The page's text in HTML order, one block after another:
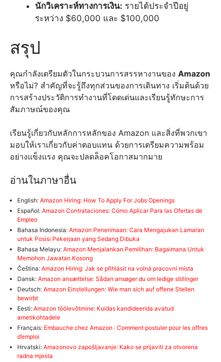
นักวิเคราะห์ทางการเงิน: รายได้ประจำปีอยู่
ระหว่าง $60,000 และ $100,000
สรุป
คุณกำลังเตรียมตัวในกระบวนการสรรหางานของ Amazon
หรือไม่? สำคัญที่จะรู้ถึงทุกส่วนของการเดินทาง เริ่มต้นด้วย
การสร้างประวัติการทำงานที่โดดเด่นและเรียนรู้ทักษะการ
สัมภาษณ์ของคุณ
เรียนรู้เกี่ยวกับหลักการหลักของ Amazon และสิ่งที่พวกเขา
มอบให้เราเกี่ยวกับค่าตอบแทน ด้วยการเตรียมความพร้อม
อย่างแข็งแรง คุณจะปลดล็อคโอกาสมากมาย
อ่านในภาษาอื่น
English: Amazon Hiring: How To Apply For Jobs Openings
Español: Amazon Contrataciones: Cómo Aplicar Para las Ofertas de
Empleo
Bahasa Indonesia: Amazon Penerimaan: Cara Mengajukan Lamaran
untuk Posisi Pekerjaan yang Sedang Dibuka
Bahasa Melayu: Amazon Menjalankan Pemilihan: Bagaimana Untuk
Memohon Jawatan Kosong
Čeština: Amazon Hiring: Jak se přihlásit na volná pracovní místa
Dansk: Amazon ansættelse: Sådan ansøger du om ledige stillinger
Deutsch: Amazon Einstellungen: Wie man sich auf offene Stellen
bewirbt
Eesti: Amazon töölevõtmine: Kuidas kandideerida avatud
ametikohtadele
Français: Embauche chez Amazon : Comment postuler pour les offres
d’emploi
Hrvatski: Amazonovo zapošljavanje: Kako se prijaviti za otvorena
radna mjesta